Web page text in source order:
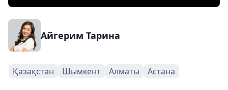
Айгерим Тарина
Қазақстан Шымкент Алматы Астана